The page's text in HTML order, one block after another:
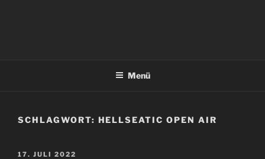
Menü
SCHLAGWORT: HELLSEATIC OPEN AIR
VERÖFFENTLICHT
17. JULI 2022